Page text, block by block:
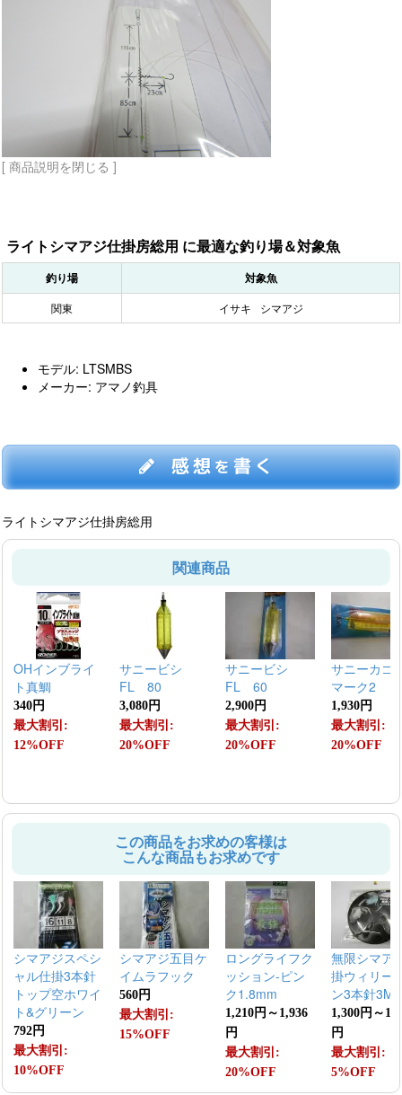
[ 商品説明を閉じる ]
ライトシマアジ仕掛房総用 に最適な釣り場＆対象魚
釣り場 対象魚
関東 イサキ シマアジ
モデル: LTSMBS
メーカー: アマノ釣具
感想を書く
ライトシマアジ仕掛房総用
関連商品
OHインブライ
ト真鯛
340円
最大割引:
12%OFF
サニービシ
FL 80
3,080円
最大割引:
20%OFF
サニービシ
FL 60
2,900円
最大割引:
20%OFF
サニーカゴ
マーク2
1,930円
最大割引:
20%OFF
この商品をお求めの客様は
こんな商品もお求めです
シマアジスペシ
ャル仕掛3本針
トップ空ホワイ
ト&グリーン
792円
最大割引:
10%OFF
シマアジ五目ケ
イムラフック
560円
最大割引:
15%OFF
ロングライフク
ッション-ピン
ク1.8mm
1,210円～1,936
円
最大割引:
20%OFF
無限シマア
掛ウィリー
ン3本針3M
1,300円～
円
最大割引:
5%OFF